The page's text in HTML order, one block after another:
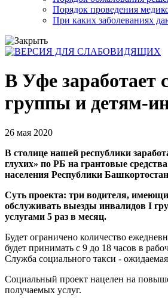
Порядок проведения
При каких заболеваниях
В Уфе заработает
группы и детям-
26 мая 2020
В столице нашей республики
глухих» по РБ на грантовые
населения Республики
Суть проекта: три водителя,
обслуживать выезды инвалидов I
услугами 5 раз в месяц.
Будет ограничено количество
будет принимать с 9 до 18 часов в
Служба социального такси -
Социальный проект нацелен на
получаемых услуг.